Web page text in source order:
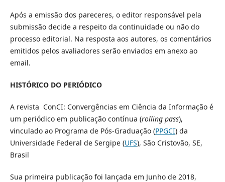
Após a emissão dos pareceres, o editor responsável pela
submissão decide a respeito da continuidade ou não do
processo editorial. Na resposta aos autores, os comentários
emitidos pelos avaliadores serão enviados em anexo ao
email.
HISTÓRICO DO PERIÓDICO
A revista ConCI: Convergências em Ciência da Informação é
um periódico em publicação contínua (rolling pass),
vinculado ao Programa de Pós-Graduação (PPGCI) da
Universidade Federal de Sergipe (UFS), São Cristovão, SE,
Brasil
Sua primeira publicação foi lançada em Junho de 2018,